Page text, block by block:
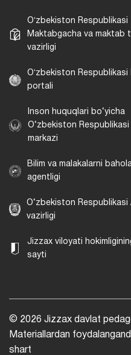
Oʻzbekiston Respublikasi
Maktabgacha va maktab
vazirligi
Oʻzbekiston Respublikasi
portali
Inson huquqlari bo‘yicha
O‘zbekiston Respublikasi
markazi
Bilim va malakalarni
agentligi
O‘zbekiston Respublikasi
vazirligi
Jizzax viloyati
sayti
© 2026 Jizzax davlat
Materiallardan
shart